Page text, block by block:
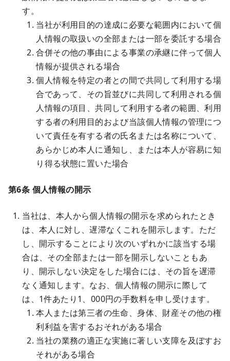
す。
当社が利用目的の達成に必要な範囲内において個
人情報の取扱いの全部または一部を委託する場合
合併その他の事由による事業の承継に伴って個人
情報が提供される場合
個人情報を特定の者との間で共同して利用する場
合であって、その旨並びに共同して利用される個
人情報の項目、共同して利用する者の範囲、利用
する者の利用目的および当該個人情報の管理につ
いて責任を有する者の氏名または名称について、
あらかじめ本人に通知し、または本人が容易に知
り得る状態に置いた場合
第6条 個人情報の開示
当社は、本人から個人情報の開示を求められたとき
は、本人に対し、遅滞なくこれを開示します。ただ
し、開示することにより次のいずれかに該当する場
合は、その全部または一部を開示しないこともあ
り、開示しない決定をした場合には、その旨を遅滞
なく通知します。なお、個人情報の開示に際して
は、1件あたり1、000円の手数料を申し受けます。
本人または第三者の生命、身体、財産その他の権
利利益を害するおそれがある場合
当社の業務の適正な実施に著しい支障を及ぼすお
それがある場合